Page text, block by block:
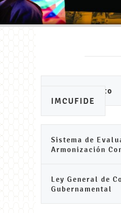
Ayuntamiento
IMCUFIDE
Sistema de
Armonización
Ley General de
Gubernamental